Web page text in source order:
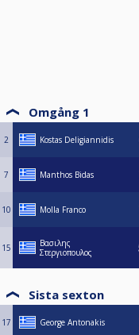
Omgång 1
2 Kostas Deligiannidis
7 Manthos Bidas
10 Molla Franco
15
Βασιλης
Στεργιοπουλος
Sista sexton
17 George Antonakis